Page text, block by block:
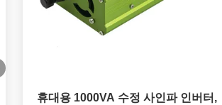
휴대용 1000VA 수정 사인파 인버터,